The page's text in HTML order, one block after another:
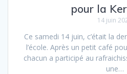
pour la
14 juin
Ce samedi 14 juin, c’était la
l’école. Après un petit café
chacun a participé au
une…